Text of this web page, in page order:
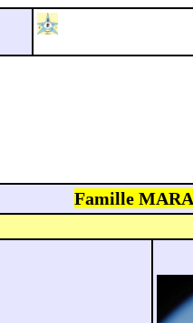
Famille